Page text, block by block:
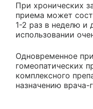
При хронических
приема может
1-2 раз в неделю и
использовании
Одновременное
гомеопатических
комплексного
назначению врача-